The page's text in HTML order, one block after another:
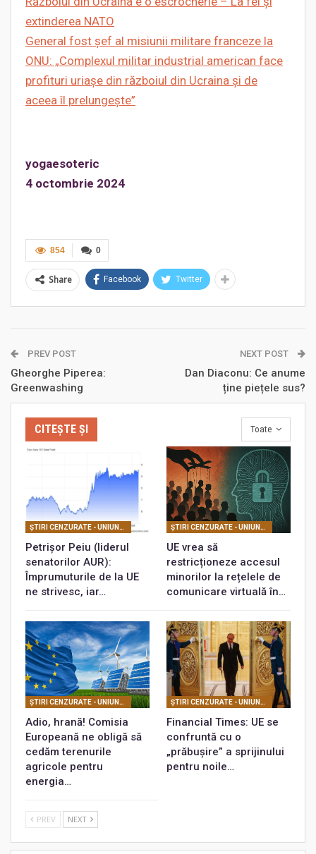
extinderea NATO
General fost șef al misiunii militare franceze la
ONU: „Complexul militar industrial american face
profituri uriașe din războiul din Ucraina și de
aceea îl prelungește”
yogaesoteric
4 octombrie 2024
0
854
Share Facebook Twitter
PREV POST
Gheorghe Piperea:
Greenwashing
NEXT POST
Dan Diaconu: Ce anume
ține piețele sus?
Toate
CITEȘTE ȘI
ŞTIRI CENZURATE - UNIUNEA EUROPEANĂ
Petrișor Peiu (liderul
senatorilor AUR):
Împrumuturile de la UE
ne strivesc, iar…
ŞTIRI CENZURATE - UNIUNEA EUROPEANĂ
UE vrea să
restricționeze accesul
minorilor la rețelele de
comunicare virtuală în…
ŞTIRI CENZURATE - UNIUNEA EUROPEANĂ
Adio, hrană! Comisia
Europeană ne obligă să
cedăm terenurile
agricole pentru
energia…
ŞTIRI CENZURATE - UNIUNEA EUROPEANĂ
Financial Times: UE se
confruntă cu o
„prăbușire” a sprijinului
pentru noile…
PREV NEXT